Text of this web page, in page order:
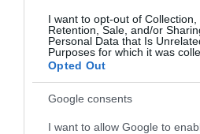
I want to opt-out of Collection,
Retention, Sale, and/or
Personal Data that Is
Purposes for which it was
Opted Out
Google consents
I want to allow Google to
gasztronómia és a pergető
2019: Vörösszárnyú keszeg–
legfotogénebb békés halunk,
2018: Balin– A „vízi farkas”,
rablásaival a horgászok
2017: Harcsa–